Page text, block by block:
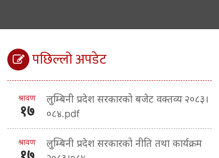
पछिल्लो अपडेट
श्रावण
१७
लुम्बिनी प्रदेश सरकारको बजेट वक्तव्य २०८३।
०८४.pdf
श्रावण
लुम्बिनी प्रदेश सरकारको नीति तथा कार्यक्रम